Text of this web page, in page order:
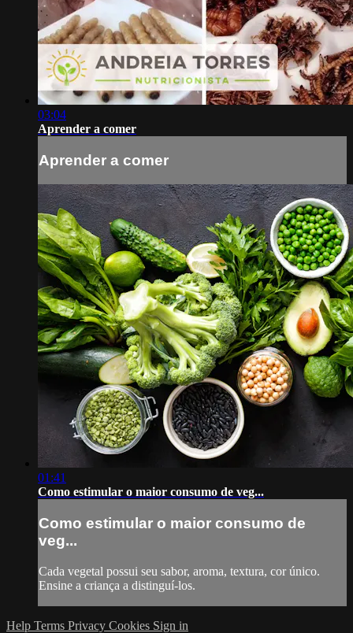
03:04
Aprender a comer
Aprender a comer
01:41
Como estimular o maior consumo de veg...
Como estimular o maior consumo de
veg...
Cada vegetal possui seu sabor, aroma, textura, cor único.
Ensine a criança a distinguí-los.
Help Terms Privacy Cookies Sign in